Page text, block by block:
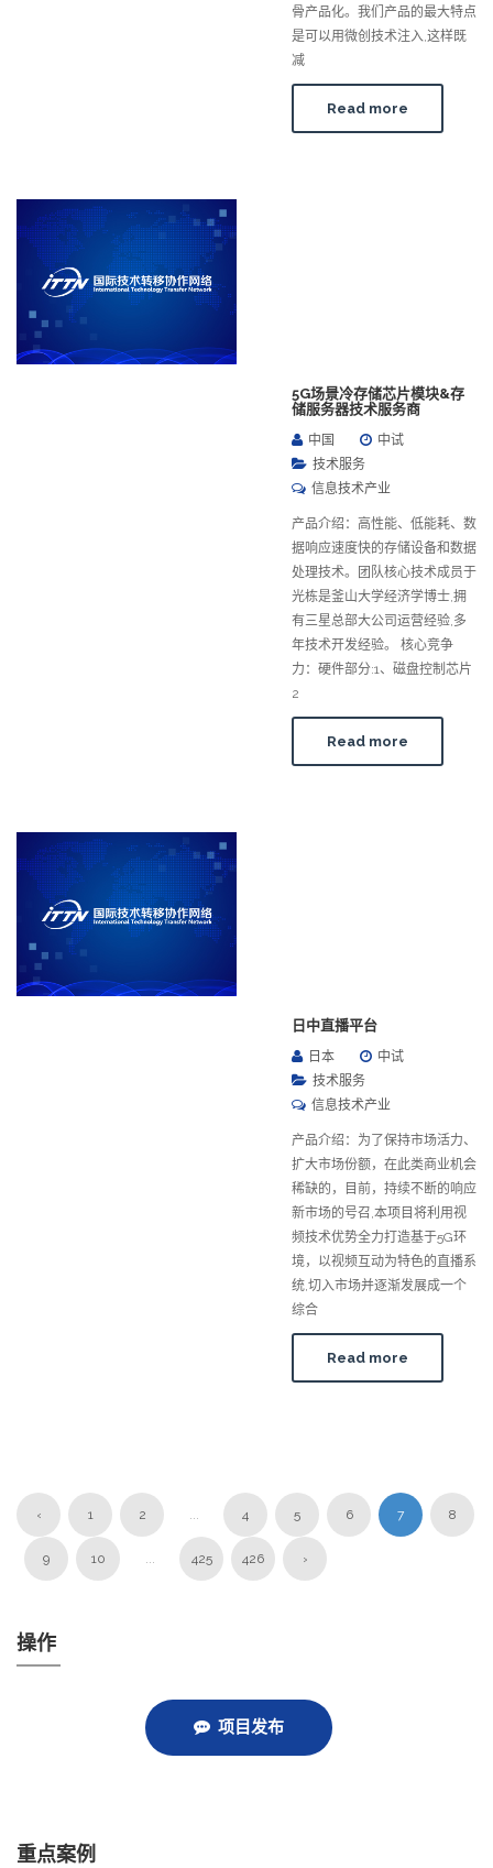
骨产品化。我们产品的最大特点
是可以用微创技术注入,这样既
减
Read more
5G场景冷存储芯片模块&存
储服务器技术服务商
中国
中试
技术服务
信息技术产业
产品介绍：高性能、低能耗、数
据响应速度快的存储设备和数据
处理技术。团队核心技术成员于
光栋是釜山大学经济学博士,拥
有三星总部大公司运营经验,多
年技术开发经验。 核心竞争
力：硬件部分:1、磁盘控制芯片
2
Read more
日中直播平台
日本
中试
技术服务
信息技术产业
产品介绍：为了保持市场活力、
扩大市场份额，在此类商业机会
稀缺的，目前，持续不断的响应
新市场的号召,本项目将利用视
频技术优势全力打造基于5G环
境，以视频互动为特色的直播系
统,切入市场并逐渐发展成一个
综合
Read more
‹ 1 2 ... 4 5 6 7 8
9 10 ... 425 426 ›
操作
项目发布
重点案例